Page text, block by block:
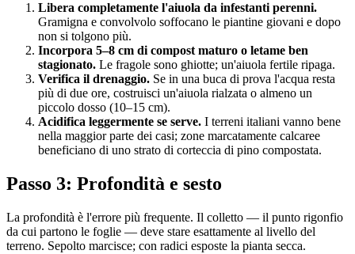
Libera completamente l'aiuola da infestanti perenni.
Gramigna e convolvolo soffocano le piantine giovani e dopo
non si tolgono più.
Incorpora 5–8 cm di compost maturo o letame ben
stagionato. Le fragole sono ghiotte; un'aiuola fertile ripaga.
Verifica il drenaggio. Se in una buca di prova l'acqua resta
più di due ore, costruisci un'aiuola rialzata o almeno un
piccolo dosso (10–15 cm).
Acidifica leggermente se serve. I terreni italiani vanno bene
nella maggior parte dei casi; zone marcatamente calcaree
beneficiano di uno strato di corteccia di pino compostata.
Passo 3: Profondità e sesto
La profondità è l'errore più frequente. Il colletto — il punto rigonfio
da cui partono le foglie — deve stare esattamente al livello del
terreno. Sepolto marcisce; con radici esposte la pianta secca.